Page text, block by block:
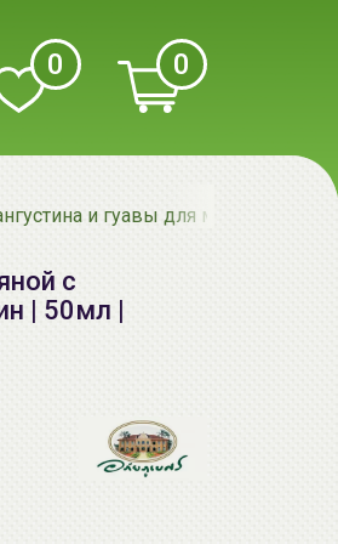
0 0
и гуавы для мужчин |
с
| 50мл |